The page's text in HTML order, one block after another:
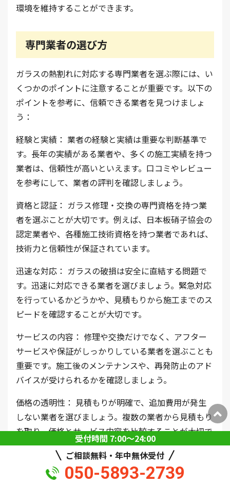
環境を維持することができます。
専門業者の選び方
ガラスの熱割れに対応する専門業者を選ぶ際には、い
くつかのポイントに注意することが重要です。以下の
ポイントを参考に、信頼できる業者を見つけましょ
う：
経験と実績： 業者の経験と実績は重要な判断基準で
す。長年の実績がある業者や、多くの施工実績を持つ
業者は、信頼性が高いといえます。口コミやレビュー
を参考にして、業者の評判を確認しましょう。
資格と認証： ガラス修理・交換の専門資格を持つ業
者を選ぶことが大切です。例えば、日本板硝子協会の
認定業者や、各種施工技術資格を持つ業者であれば、
技術力と信頼性が保証されています。
迅速な対応： ガラスの破損は安全に直結する問題で
す。迅速に対応できる業者を選びましょう。緊急対応
を行っているかどうかや、見積もりから施工までのス
ピードを確認することが大切です。
サービスの内容： 修理や交換だけでなく、アフター
サービスや保証がしっかりしている業者を選ぶことも
重要です。施工後のメンテナンスや、再発防止のアド
バイスが受けられるかを確認しましょう。
価格の透明性： 見積もりが明確で、追加費用が発生
しない業者を選びましょう。複数の業者から見積もり
を取り、価格とサービス内容を比較することが大切で
す。
受付時間 7:00〜24:00
ご相談無料・年中無休受付
050-5893-2739